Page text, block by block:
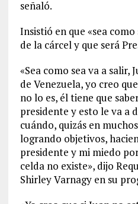
señaló.
Insistió en que «sea
de la cárcel y que será
«Sea como sea va a salir,
de Venezuela, yo creo
no lo es, él tiene que
presidente y esto le va a
cuándo, quizás en
logrando objetivos,
presidente y mi miedo
celda no existe», dijo
Shirley Varnagy en su